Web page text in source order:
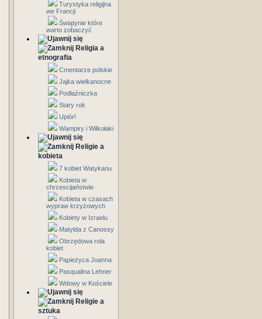
Turystyka religijna
we Francji
Świątynie które
warto zobaczyć
Religia a
etnografia
Cmentarze polskie
Jajka wielkanocne
Podłaźniczka
Stary rok
Upiór!
Wampiry i Wilkołaki
Religie a
kobieta
7 kobiet Watykanu
Kobieta w
chrzescijaństwie
Kobieta w czasach
wypraw krzyżowych
Kobiety w Izraelu
Matylda z Canossy
Obrzędowa rola
kobiet
Papieżyca Joanna
Pasqualina Lehner
Wdowy w Kościele
Religie a
sztuka